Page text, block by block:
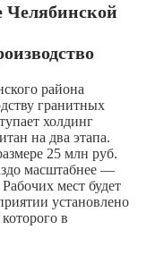
района
гранитных
холдинг
на два этапа.
25 млн руб.
масштабнее —
мест будет
установлено
в